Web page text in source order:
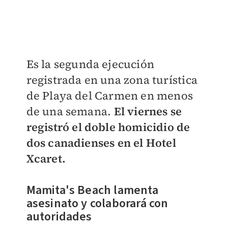
Es la segunda ejecución
registrada en una zona turística
de Playa del Carmen en menos
de una semana. El viernes se
registró el doble homicidio de
dos canadienses en el Hotel
Xcaret.
Mamita's Beach lamenta
asesinato y colaborará con
autoridades